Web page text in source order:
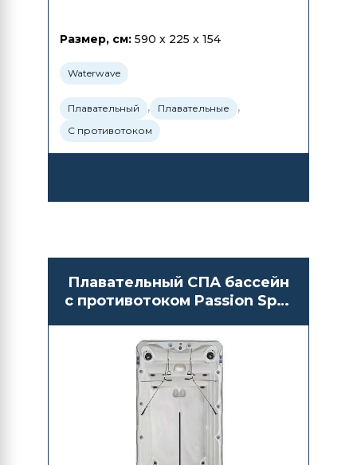
Размер, см: 590 x 225 x 154
Waterwave
Плавательный , Плавательные ,
С противотоком
Плавательный СПА бассейн
с противотоком Passion Spas